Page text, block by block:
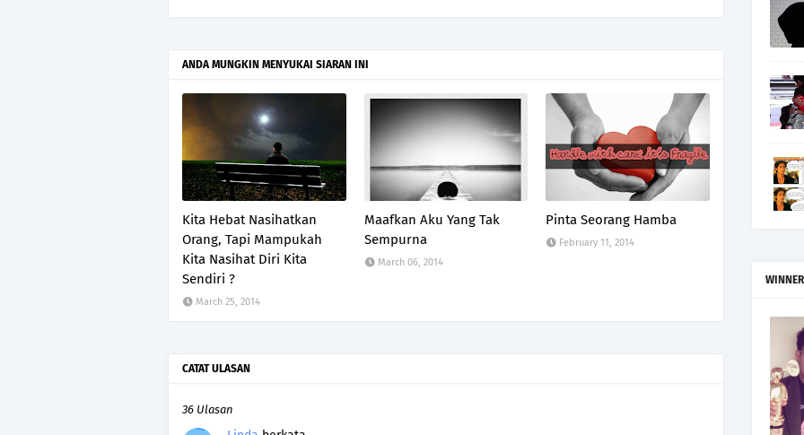
ANDA MUNGKIN MENYUKAI SIARAN INI
Kita Hebat Nasihatkan
Orang, Tapi Mampukah
Kita Nasihat Diri Kita
Sendiri ?
March 25, 2014
Maafkan Aku Yang Tak
Sempurna
March 06, 2014
Pinta Seorang Hamba
February 11, 2014
CATAT ULASAN
36 Ulasan